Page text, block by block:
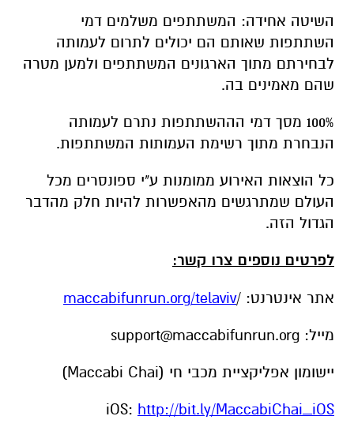
השיטה אחידה: המשתתפים משלמים דמי
השתתפות שאותם הם יכולים לתרום לעמותה
לבחירתם מתוך הארגונים המשתתפים ולמען מטרה
שהם מאמינים בה.
100% מסך דמי הההשתתפות נתרם לעמותה
הנבחרת מתוך רשימת העמותות המשתתפות.
כל הוצאות האירוע ממומנות ע"י ספונסרים מכל
העולם שמתרגשים מהאפשרות להיות חלק מהדבר
הגדול הזה.
לפרטים נוספים צרו קשר:
אתר אינטרנט: /maccabifunrun.org/telaviv
מייל: support@maccabifunrun.org
יישומון אפליקציית מכבי חי (Maccabi Chai)
iOS: http://bit.ly/MaccabiChai_iOS